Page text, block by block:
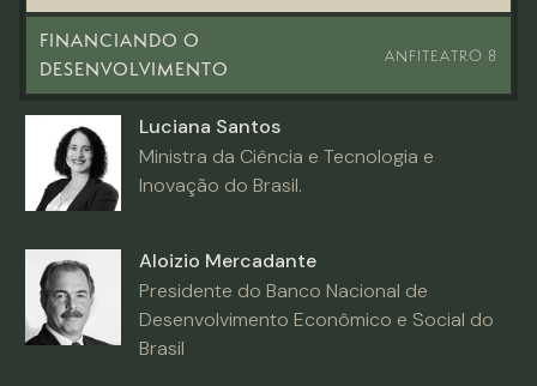
FINANCIANDO O
DESENVOLVIMENTO
ANFITEATRO 8
Luciana Santos
Ministra da Ciência e Tecnologia e
Inovação do Brasil.
Aloizio Mercadante
Presidente do Banco Nacional de
Desenvolvimento Econômico e Social do
Brasil